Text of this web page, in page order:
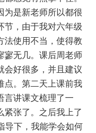
为是新老师所以都很
节，由于我对六年级
法使用不当，使得教
寥无几。课后周老师
会好很多，并且建议
点。第二天上课前我
言讲课文梳理了一
紧张了。之后我上了
导下，我能学会如何